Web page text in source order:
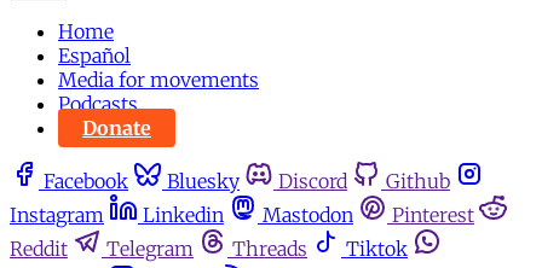
Home
Español
Media for movements
Podcasts
Donate
Facebook Bluesky Discord
Github
Instagram
Linkedin Mastodon
Pinterest
Reddit
Telegram Threads
Tiktok